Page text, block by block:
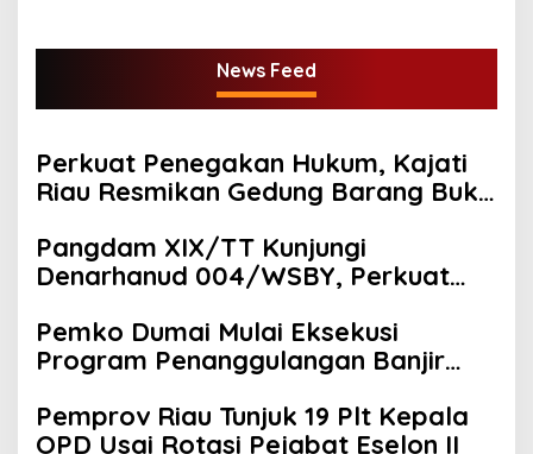
News Feed
Perkuat Penegakan Hukum, Kajati
Riau Resmikan Gedung Barang Bukti
Pangdam XIX/TT Kunjungi
Denarhanud 004/WSBY, Perkuat
Prajurit
Pemko Dumai Mulai Eksekusi
Program Penanggulangan Banjir
Sungai Dumai
Pemprov Riau Tunjuk 19 Plt Kepala
OPD Usai Rotasi Pejabat Eselon II